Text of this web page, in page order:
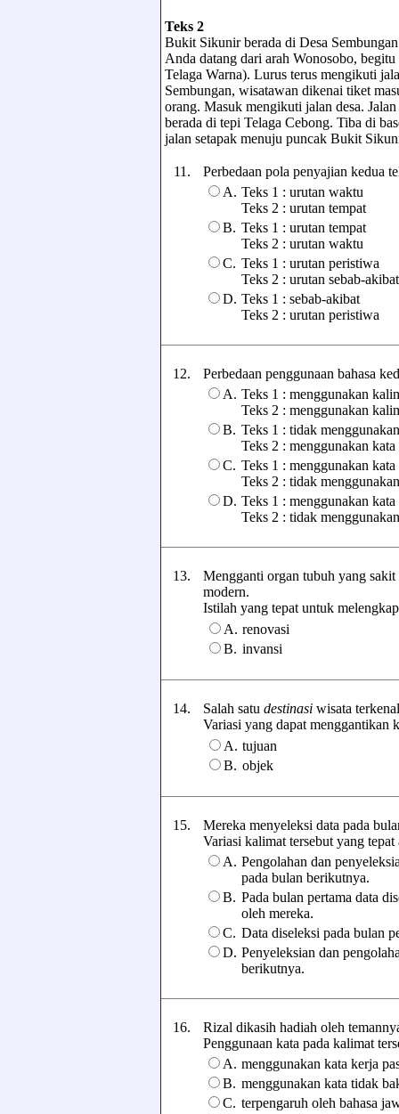
Teks 2
Bukit Sikunir berada di Desa
Anda datang dari arah Wonosobo,
Telaga Warna). Lurus terus mengikuti
Sembungan, wisatawan dikenai tiket
orang. Masuk mengikuti jalan desa.
berada di tepi Telaga Cebong. Tiba di
jalan setapak menuju puncak Bukit
11.
Perbedaan pola penyajian kedua
A. Teks 1 : urutan waktu
Teks 2 : urutan tempat
B. Teks 1 : urutan tempat
Teks 2 : urutan waktu
C. Teks 1 : urutan peristiwa
Teks 2 : urutan sebab-akibat
D. Teks 1 : sebab-akibat
Teks 2 : urutan peristiwa
12.
Perbedaan penggunaan bahasa
A. Teks 1 : menggunakan
Teks 2 : menggunakan
B. Teks 1 : tidak
Teks 2 : menggunakan kata
C. Teks 1 : menggunakan
Teks 2 : tidak
D. Teks 1 : menggunakan
Teks 2 : tidak
13.
Mengganti organ tubuh yang sakit
modern.
Istilah yang tepat untuk
A. renovasi
B. invansi
14. Salah satu destinasi wisata
Variasi yang dapat menggantikan
A. tujuan
B. objek
15.
Mereka menyeleksi data pada
Variasi kalimat tersebut yang tepat
A. Pengolahan dan
pada bulan berikutnya.
B. Pada bulan pertama data
oleh mereka.
C. Data diseleksi pada bulan
D. Penyeleksian dan
berikutnya.
16.
Rizal dikasih hadiah oleh
Penggunaan kata pada kalimat
A. menggunakan kata kerja
B. menggunakan kata tidak
C. terpengaruh oleh bahasa